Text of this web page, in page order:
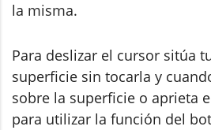
la misma.
Para deslizar el cursor sitúa
superficie sin tocarla y
sobre la superficie o aprieta
para utilizar la función del